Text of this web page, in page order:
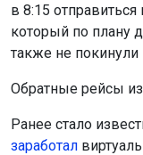
в 8:15
который по плану
также не
Обратные рейсы
Ранее стало
заработал